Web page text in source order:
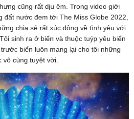
cũng rất dịu êm. Trong video giới
đất nước đem tới The Miss Globe 2022,
chia sẻ rất xúc động về tình yêu với
sinh ra ở biển và thuộc tuýp yêu biển
biển luôn mang lại cho tôi những
cùng tuyệt vời.